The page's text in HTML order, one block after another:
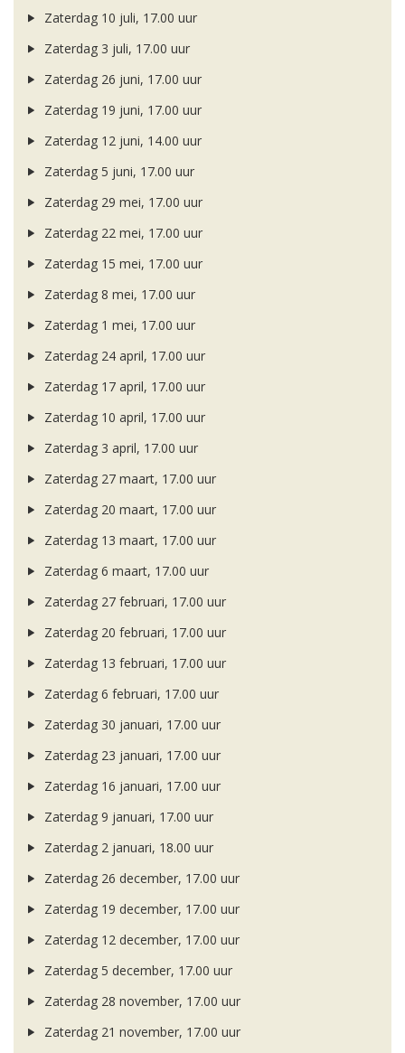
Zaterdag 10 juli, 17.00 uur
Zaterdag 3 juli, 17.00 uur
Zaterdag 26 juni, 17.00 uur
Zaterdag 19 juni, 17.00 uur
Zaterdag 12 juni, 14.00 uur
Zaterdag 5 juni, 17.00 uur
Zaterdag 29 mei, 17.00 uur
Zaterdag 22 mei, 17.00 uur
Zaterdag 15 mei, 17.00 uur
Zaterdag 8 mei, 17.00 uur
Zaterdag 1 mei, 17.00 uur
Zaterdag 24 april, 17.00 uur
Zaterdag 17 april, 17.00 uur
Zaterdag 10 april, 17.00 uur
Zaterdag 3 april, 17.00 uur
Zaterdag 27 maart, 17.00 uur
Zaterdag 20 maart, 17.00 uur
Zaterdag 13 maart, 17.00 uur
Zaterdag 6 maart, 17.00 uur
Zaterdag 27 februari, 17.00 uur
Zaterdag 20 februari, 17.00 uur
Zaterdag 13 februari, 17.00 uur
Zaterdag 6 februari, 17.00 uur
Zaterdag 30 januari, 17.00 uur
Zaterdag 23 januari, 17.00 uur
Zaterdag 16 januari, 17.00 uur
Zaterdag 9 januari, 17.00 uur
Zaterdag 2 januari, 18.00 uur
Zaterdag 26 december, 17.00 uur
Zaterdag 19 december, 17.00 uur
Zaterdag 12 december, 17.00 uur
Zaterdag 5 december, 17.00 uur
Zaterdag 28 november, 17.00 uur
Zaterdag 21 november, 17.00 uur